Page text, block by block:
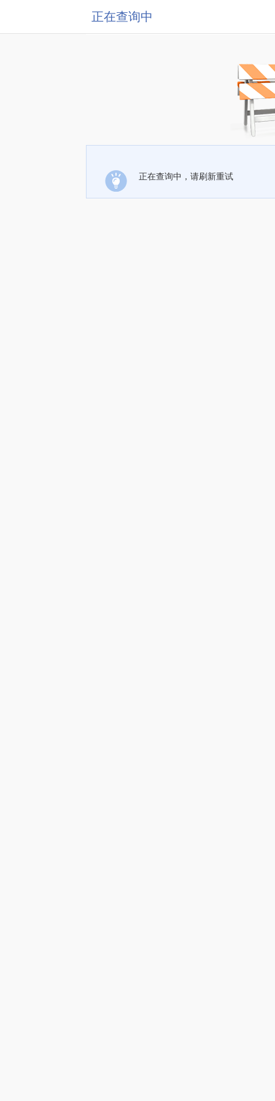
正在查询中
正在查询中，请刷新重试